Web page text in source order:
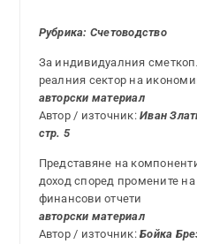
Рубрика: Счетоводство
За индивидуалния
реалния сектор на
авторски материал
Автор / източник:Иван
стр. 5
Представяне на
доход според промените
финансови отчети
авторски материал
Автор / източник:Бойка